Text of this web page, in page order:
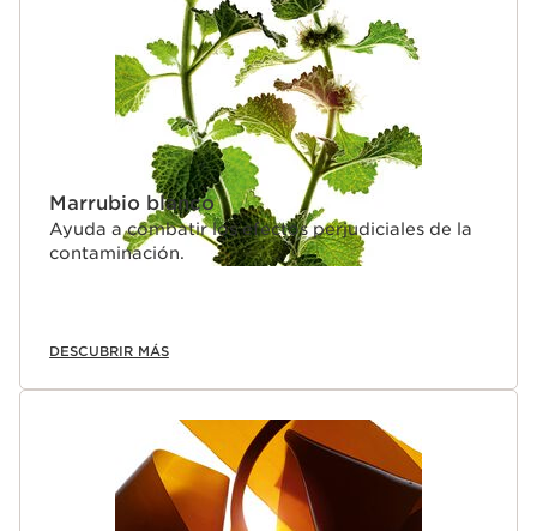
Marrubio blanco
Ayuda a combatir los efectos perjudiciales de la
contaminación.
DESCUBRIR MÁS